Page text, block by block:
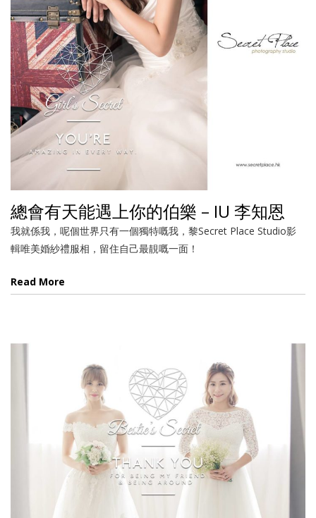
總會有天能遇上你的伯樂 – IU 李知恩
我就係我，呢個世界只有一個獨特嘅我，黎Secret Place Studio影
輯唯美婚紗禮服相，留住自己最靚嘅一面！
Read More